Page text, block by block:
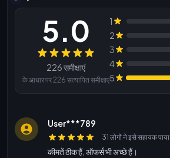
समीक्षाएं
5.0
226 समीक्षाएं
के आधार पर 226 सत्यापित समीक्षाएं
1
2
3
4
5
User***789
31 लोगों ने इसे सहायक पाया
कीमतें ठीक हैं, ऑफर्स भी अच्छे हैं।